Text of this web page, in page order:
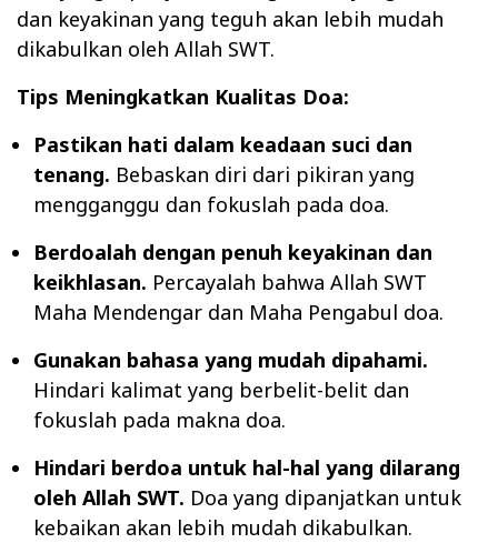
dan keyakinan yang teguh akan lebih mudah
dikabulkan oleh Allah SWT.
Tips Meningkatkan Kualitas Doa:
Pastikan hati dalam keadaan suci dan
tenang. Bebaskan diri dari pikiran yang
mengganggu dan fokuslah pada doa.
Berdoalah dengan penuh keyakinan dan
keikhlasan. Percayalah bahwa Allah SWT
Maha Mendengar dan Maha Pengabul doa.
Gunakan bahasa yang mudah dipahami.
Hindari kalimat yang berbelit-belit dan
fokuslah pada makna doa.
Hindari berdoa untuk hal-hal yang dilarang
oleh Allah SWT. Doa yang dipanjatkan untuk
kebaikan akan lebih mudah dikabulkan.